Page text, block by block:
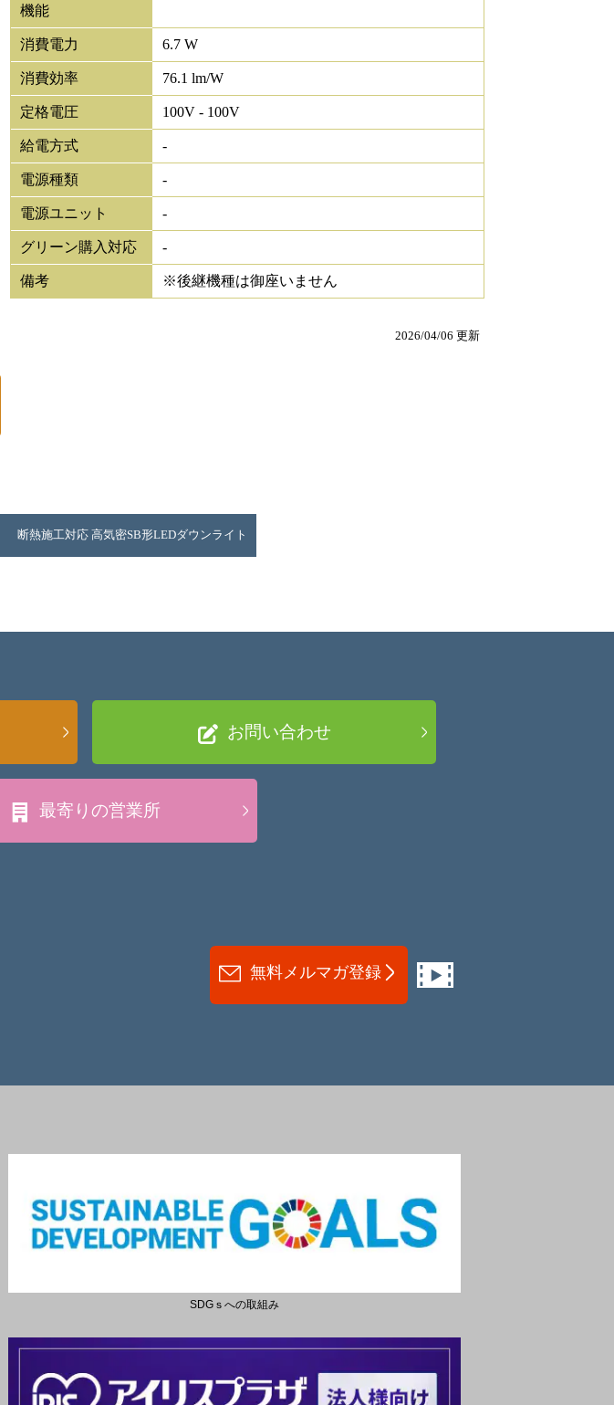
機能
消費電力 6.7 W
消費効率 76.1 lm/W
定格電圧 100V - 100V
給電方式 -
電源種類 -
電源ユニット -
グリーン購入対応 -
備考 ※後継機種は御座いません
2026/04/06 更新
断熱施工対応 高気密SB形LEDダウンライト
お問い合わせ
最寄りの営業所
無料メルマガ登録
SDGｓへの取組み